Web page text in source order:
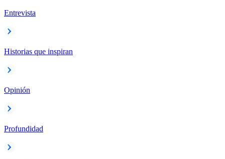
Entrevista
Historias que inspiran
Opinión
Profundidad